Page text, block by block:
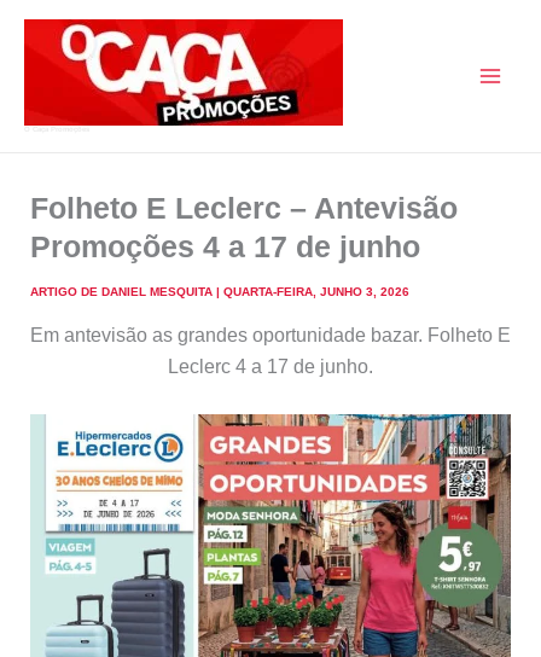
Folheto E Leclerc – Antevisão
Promoções 4 a 17 de junho
ARTIGO DE DANIEL MESQUITA | QUARTA-FEIRA, JUNHO 3, 2026
Em antevisão as grandes oportunidade bazar. Folheto E
Leclerc 4 a 17 de junho.